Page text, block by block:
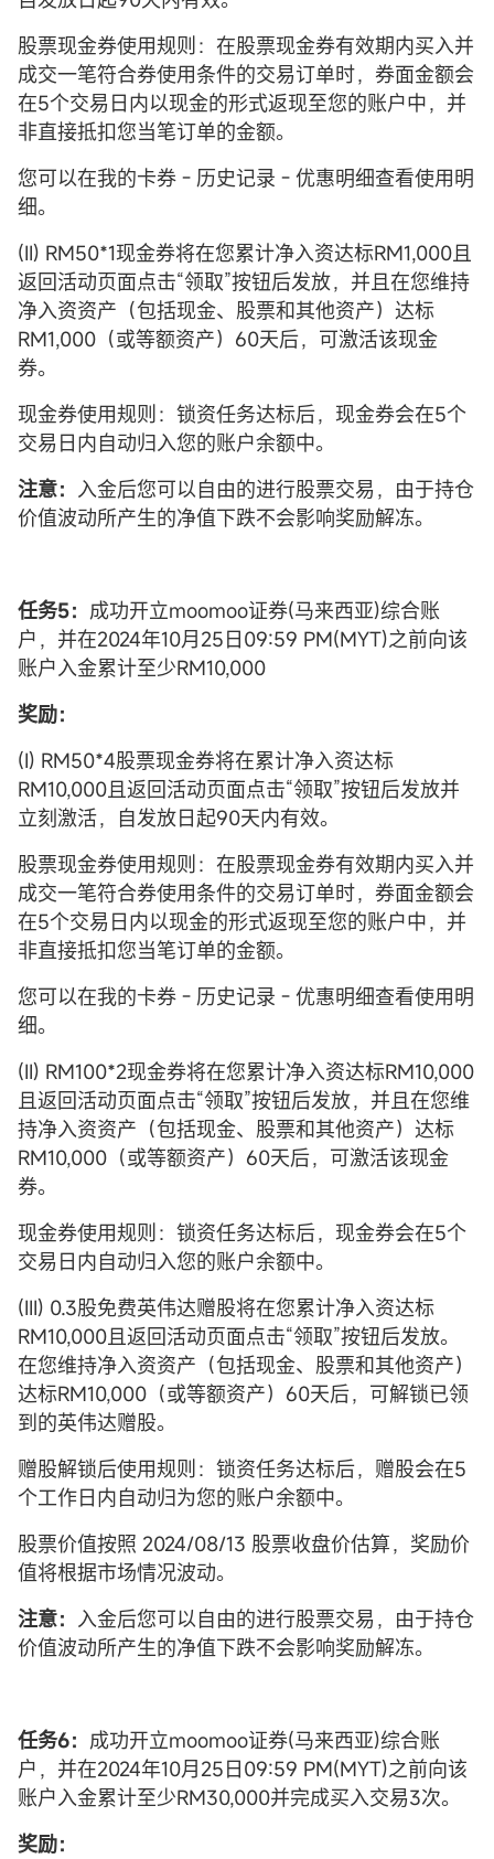
股票现金券使用规则：在股票现金券有效期内买入并
成交一笔符合券使用条件的交易订单时，券面金额会
在5个交易日内以现金的形式返现至您的账户中，并
非直接抵扣您当笔订单的金额。
您可以在我的卡券 - 历史记录 - 优惠明细查看使用明
细。
(II) RM50*1现金券将在您累计净入资达标RM1,000且
返回活动页面点击“领取”按钮后发放，并且在您维持
净入资资产（包括现金、股票和其他资产）达标
RM1,000（或等额资产）60天后，可激活该现金
券。
现金券使用规则：锁资任务达标后，现金券会在5个
交易日内自动归入您的账户余额中。
注意： 入金后您可以自由的进行股票交易，由于持仓
价值波动所产生的净值下跌不会影响奖励解冻。
任务5： 成功开立moomoo证券(马来西亚)综合账
户，并在2024年10月25日09:59 PM(MYT)之前向该
账户入金累计至少RM10,000
奖励：
(I) RM50*4股票现金券将在累计净入资达标
RM10,000且返回活动页面点击“领取”按钮后发放并
立刻激活，自发放日起90天内有效。
股票现金券使用规则：在股票现金券有效期内买入并
成交一笔符合券使用条件的交易订单时，券面金额会
在5个交易日内以现金的形式返现至您的账户中，并
非直接抵扣您当笔订单的金额。
您可以在我的卡券 - 历史记录 - 优惠明细查看使用明
细。
(II) RM100*2现金券将在您累计净入资达标RM10,000
且返回活动页面点击“领取”按钮后发放，并且在您维
持净入资资产（包括现金、股票和其他资产）达标
RM10,000（或等额资产）60天后，可激活该现金
券。
现金券使用规则：锁资任务达标后，现金券会在5个
交易日内自动归入您的账户余额中。
(III) 0.3股免费英伟达赠股将在您累计净入资达标
RM10,000且返回活动页面点击“领取”按钮后发放。
在您维持净入资资产（包括现金、股票和其他资产）
达标RM10,000（或等额资产）60天后，可解锁已领
到的英伟达赠股。
赠股解锁后使用规则：锁资任务达标后，赠股会在5
个工作日内自动归为您的账户余额中。
股票价值按照 2024/08/13 股票收盘价估算，奖励价
值将根据市场情况波动。
注意： 入金后您可以自由的进行股票交易，由于持仓
价值波动所产生的净值下跌不会影响奖励解冻。
任务6： 成功开立moomoo证券(马来西亚)综合账
户，并在2024年10月25日09:59 PM(MYT)之前向该
账户入金累计至少RM30,000并完成买入交易3次。
奖励：